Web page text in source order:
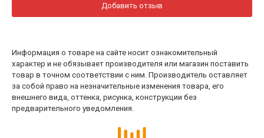
Добавить отзыв
Информация о товаре на сайте носит ознакомительный
характер и не обязывает производителя или магазин поставить
товар в точном соответствии с ним. Производитель оставляет
за собой право на незначительные изменения товара, его
внешнего вида, оттенка, рисунка, конструкции без
предварительного уведомления.